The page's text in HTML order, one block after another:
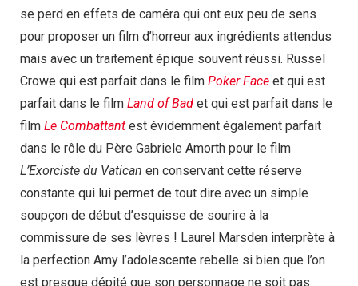
se perd en effets de caméra qui ont eux peu de sens
pour proposer un film d’horreur aux ingrédients attendus
mais avec un traitement épique souvent réussi. Russel
Crowe qui est parfait dans le film Poker Face et qui est
parfait dans le film Land of Bad et qui est parfait dans le
film Le Combattant est évidemment également parfait
dans le rôle du Père Gabriele Amorth pour le film
L’Exorciste du Vatican en conservant cette réserve
constante qui lui permet de tout dire avec un simple
soupçon de début d’esquisse de sourire à la
commissure de ses lèvres ! Laurel Marsden interprète à
la perfection Amy l’adolescente rebelle si bien que l’on
est presque dépité que son personnage ne soit pas